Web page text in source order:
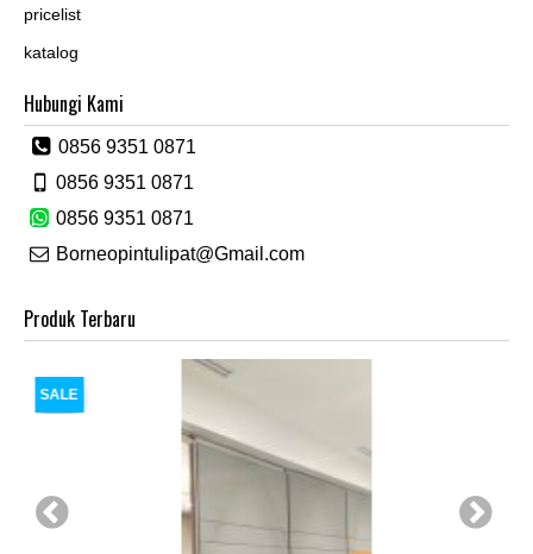
pricelist
katalog
Hubungi Kami
0856 9351 0871
0856 9351 0871
0856 9351 0871
Borneopintulipat@Gmail.com
Produk Terbaru
SALE